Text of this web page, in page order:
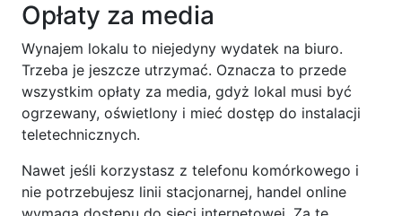
Opłaty za media
Wynajem lokalu to niejedyny wydatek na biuro.
Trzeba je jeszcze utrzymać. Oznacza to przede
wszystkim opłaty za media, gdyż lokal musi być
ogrzewany, oświetlony i mieć dostęp do instalacji
teletechnicznych.
Nawet jeśli korzystasz z telefonu komórkowego i
nie potrzebujesz linii stacjonarnej, handel online